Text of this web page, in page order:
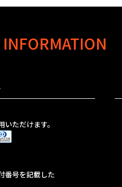
ただけます。
番号を記載した